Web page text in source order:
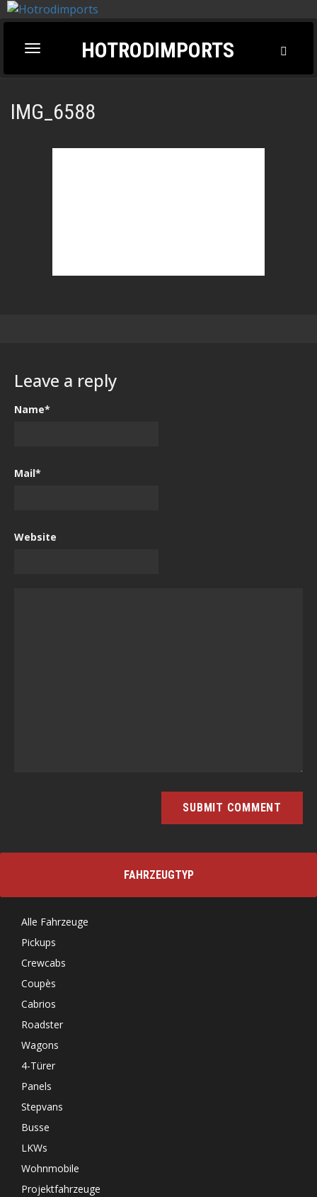
Toggle
navigation
HOTRODIMPORTS
IMG_6588
Leave a reply
Name*
Mail*
Website
FAHRZEUGTYP
Alle Fahrzeuge
Pickups
Crewcabs
Coupès
Cabrios
Roadster
Wagons
4-Türer
Panels
Stepvans
Busse
LKWs
Wohnmobile
Projektfahrzeuge